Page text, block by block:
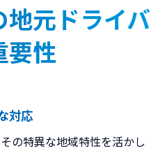
元ドライバ
要性
対応
の特異な地域特性を活かし